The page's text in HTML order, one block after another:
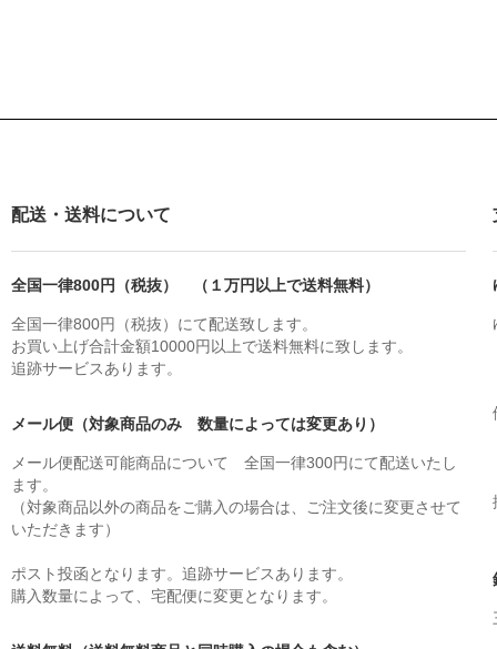
配送・送料について
全国一律800円（税抜） （１万円以上で送料無料）
全国一律800円（税抜）にて配送致します。
お買い上げ合計金額10000円以上で送料無料に致します。
追跡サービスあります。
メール便（対象商品のみ 数量によっては変更あり）
メール便配送可能商品について 全国一律300円にて配送いたし
ます。
（対象商品以外の商品をご購入の場合は、ご注文後に変更させて
いただきます）
ポスト投函となります。追跡サービスあります。
購入数量によって、宅配便に変更となります。